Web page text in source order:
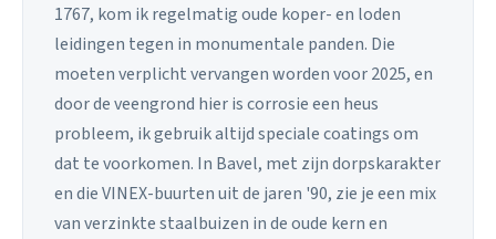
1767, kom ik regelmatig oude koper- en loden
leidingen tegen in monumentale panden. Die
moeten verplicht vervangen worden voor 2025, en
door de veengrond hier is corrosie een heus
probleem, ik gebruik altijd speciale coatings om
dat te voorkomen. In Bavel, met zijn dorpskarakter
en die VINEX-buurten uit de jaren '90, zie je een mix
van verzinkte staalbuizen in de oude kern en